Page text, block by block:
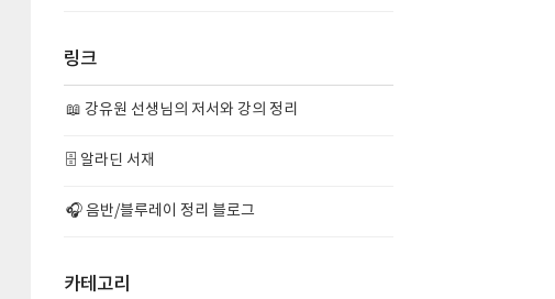
링크
📖 강유원 선생님의 저서와 강의 정리
🗄️ 알라딘 서재
🎧 음반/블루레이 정리 블로그
카테고리